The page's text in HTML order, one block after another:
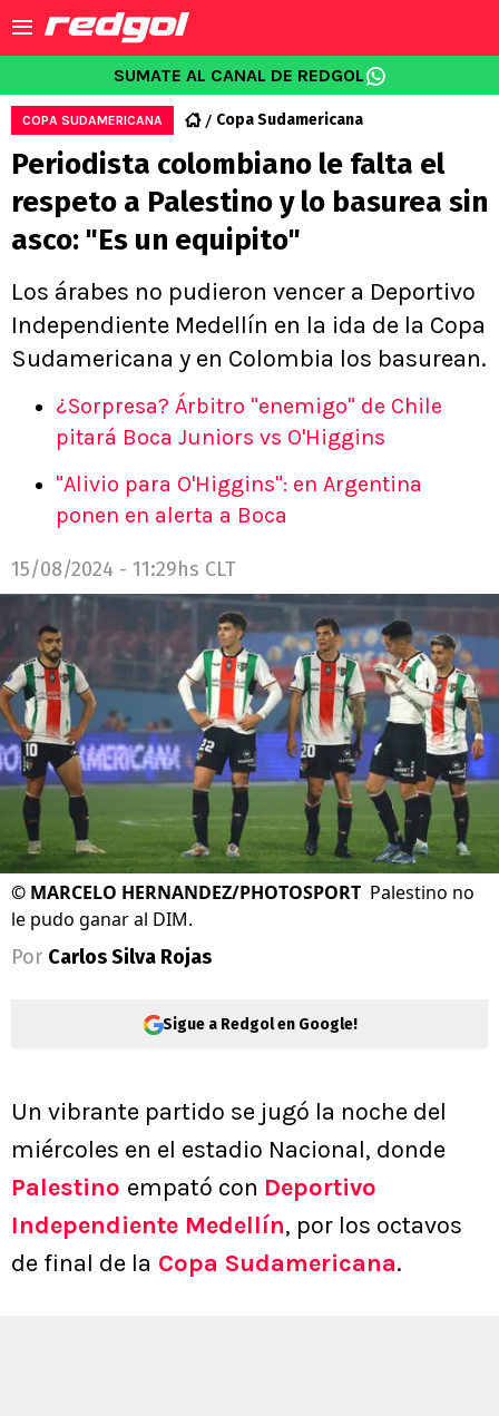
SUMATE AL CANAL DE REDGOL
COPA SUDAMERICANA Copa Sudamericana
Periodista colombiano le falta el
respeto a Palestino y lo basurea sin
asco: "Es un equipito"
Los árabes no pudieron vencer a Deportivo
Independiente Medellín en la ida de la Copa
Sudamericana y en Colombia los basurean.
¿Sorpresa? Árbitro "enemigo" de Chile
pitará Boca Juniors vs O'Higgins
"Alivio para O'Higgins": en Argentina
ponen en alerta a Boca
15/08/2024 - 11:29hs CLT
© MARCELO HERNANDEZ/PHOTOSPORT Palestino no
le pudo ganar al DIM.
Por Carlos Silva Rojas
Sigue a Redgol en Google!
Un vibrante partido se jugó la noche del
miércoles en el estadio Nacional, donde
Palestino empató con Deportivo
Independiente Medellín, por los octavos
de final de la Copa Sudamericana.